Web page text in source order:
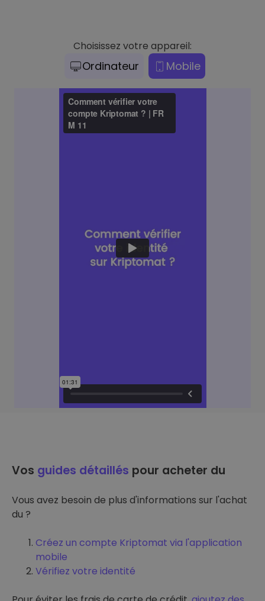
Choisissez votre appareil:
Ordinateur Mobile
Vos guides détaillés pour acheter du
Vous avez besoin de plus d'informations sur l'achat
du ?
Créez un compte Kriptomat via l'application
mobile
Vérifiez votre identité